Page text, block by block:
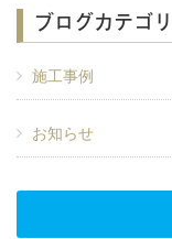
ブログカテゴリ
施工事例
お知らせ